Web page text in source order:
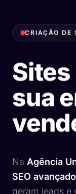
CRIAÇÃO DE
sua
Na Agência
SEO avançado
geram leads e